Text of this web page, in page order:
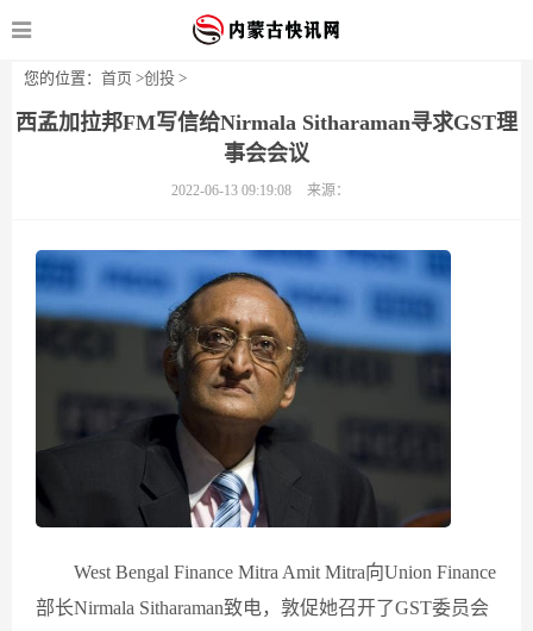
您的位置： 首页 >创投 >
西孟加拉邦FM写信给Nirmala Sitharaman寻求GST理
事会会议
2022-06-13 09:19:08 来源：
West Bengal Finance Mitra Amit Mitra向Union Finance
部长Nirmala Sitharaman致电，敦促她召开了GST委员会